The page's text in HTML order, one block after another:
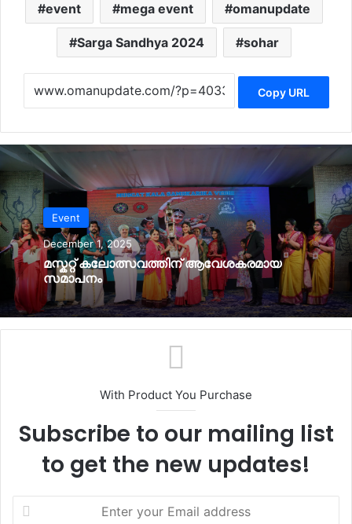
event mega event omanupdate
Sarga Sandhya 2024 sohar
Copy URL
Event
December 1, 2025
മസ്കറ്റ് കലോത്സവത്തിന് ആവേശകരമായ
സമാപനം
With Product You Purchase
Subscribe to our mailing list
to get the new updates!
Enter
your